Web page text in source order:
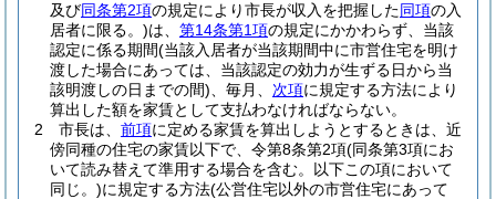
及び同条第2項の規定により市長が収入を把握した同項の入
居者に限る。)は、 第14条第1項の規定にかかわらず、当該
認定に係る期間(当該入居者が当該期間中に市営住宅を明け
渡した場合にあっては、当該認定の効力が生ずる日から当
該明渡しの日までの間) 、毎月、 次項に規定する方法により
算出した額を家賃として支払わなければならない。
2
市長は、 前項に定める家賃を算出しようとするときは、近
傍同種の住宅の家賃以下で、令第8条第2項(同条第3項にお
いて読み替えて準用する場合を含む。以下この項において
同じ。)に規定する方法(公営住宅以外の市営住宅にあって